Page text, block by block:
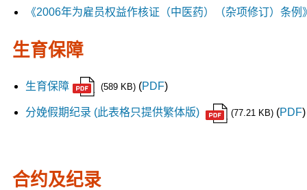
《2006年为雇员权益作核证（中医药）（杂项修订）条
生育保障
生育保障 (589 KB) (PDF)
分娩假期纪录 (此表格只提供繁体版) (77.21 KB) (PDF)
合约及纪录